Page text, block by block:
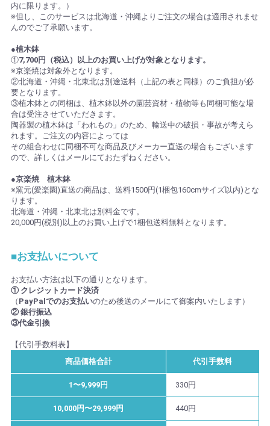
内に限ります。）
※但し、このサービスは北海道・沖縄よりご注文の場合は適用されませ
んのでご了承願います。
●植木鉢
①7,700円（税込）以上のお買い上げが対象となります。
※京楽焼は対象外となります。
②北海道・沖縄・北東北は別途送料（上記の表と同様）のご負担が必
要となります。
③植木鉢との同梱は、植木鉢以外の園芸資材・植物等も同梱可能な場
合は受注させていただきます。
陶器製の植木鉢は「われもの」のため、輸送中の破損・事故が考えら
れます。ご注文の内容によっては
その組合わせに同梱不可な商品及びメーカー直送の場合もございます
ので、詳しくはメールにておたずねください。
●京楽焼 植木鉢
※窯元(愛楽園)直送の商品は、送料1500円(1梱包160cmサイズ以内)とな
ります。
北海道・沖縄・北東北は別料金です。
20,000円(税別)以上のお買い上げで1梱包送料無料となります。
■お支払いについて
お支払い方法は以下の通りとなります。
① クレジットカード決済
（ PayPalでのお支払いのため後送のメールにて御案内いたします）
② 銀行振込
③代金引換
【代引手数料表】
商品価格合計
代引手数料
1〜9,999円 330円
10,000円〜29,999円 440円